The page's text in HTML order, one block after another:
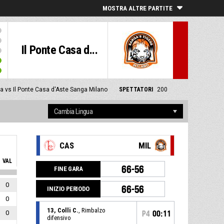
MOSTRA ALTRE PARTITE
Il Ponte Casa d...
vs Il Ponte Casa d'Aste Sanga Milano SPETTATORI 200
VAL
0
0
0
CAS MIL
FINE GARA 66-56
INIZIO PERIODO 66-56
13, Colli C., Rimbalzo
difensivo
P4 00:11